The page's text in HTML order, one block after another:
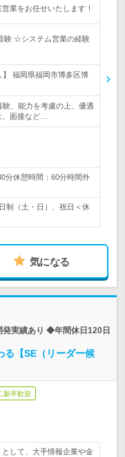
業をお任せいたします！
験 ☆システム営業の経験
福岡県福岡市博多区博
、能力を考慮の上、優遇
面接など…
分休憩時間：60分時間外
制（土・日）、祝日＜休
気になる
実績あり ◆年間休日120日
る【SE（リーダー候
新卒歓迎
して、大手情報企業や金